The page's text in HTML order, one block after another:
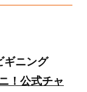
ギニング
！公式チャ